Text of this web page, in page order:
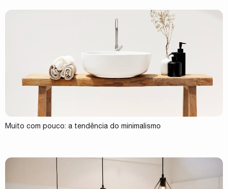
Muito com pouco: a tendência do minimalismo